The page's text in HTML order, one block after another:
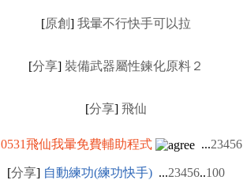
[原創] 我暈不行快手可以拉
[分享] 裝備武器屬性鍊化原料２
[分享] 飛仙
0531飛仙我暈免費輔助程式 ...23456
[分享] 自動練功(練功快手) ...23456..100